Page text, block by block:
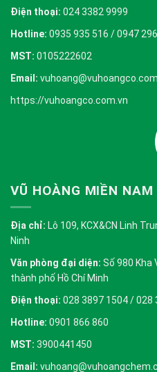
Điện thoại: 024 3382 9999
Hotline: 0935 935 516 / 0947
MST: 0105222602
Email:
https://vuhoangco.com.vn
VŨ HOÀNG MIỀN NAM
Địa chỉ: Lô 109, KCX&CN Linh
Ninh
Văn phòng đại diện: Số 980 Kha
thành phố Hồ Chí Minh
Điện thoại: 028 3897 1504 / 028
Hotline: 0901 866 860
MST: 3900441450
Email: